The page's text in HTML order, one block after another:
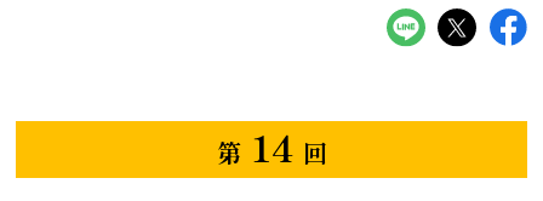
第 14 回